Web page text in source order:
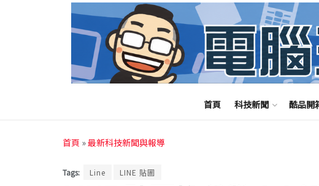
首頁 科技新聞 酷品開
首頁 »最新科技新聞與報導
Tags: Line LINE 貼圖